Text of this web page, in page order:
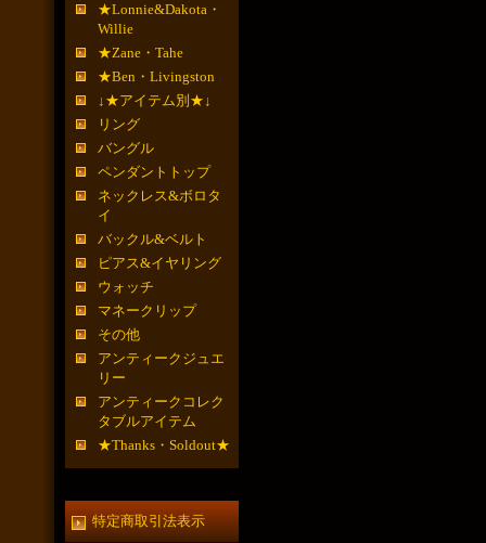
★Lonnie&Dakota・
Willie
★Zane・Tahe
★Ben・Livingston
↓★アイテム別★↓
リング
バングル
ペンダントトップ
ネックレス&ボロタ
イ
バックル&ベルト
ピアス&イヤリング
ウォッチ
マネークリップ
その他
アンティークジュエ
リー
アンティークコレク
タブルアイテム
★Thanks・Soldout★
特定商取引法表示